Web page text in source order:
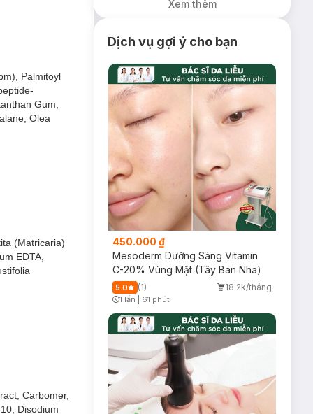
sâu như
Công thức
Palmitoyl
Gum,
Olea
(Matricaria)
EDTA,
Carbomer,
Disodium
Nạ Foodaholic
Xem thêm
Dịch vụ gợi ý cho bạn
450.000 ₫
Mesoderm Dưỡng Sáng Vitamin
C-20% Vùng Mặt (Tây Ban Nha)
5.0 (1) 18.2k/tháng
1 lần 61 phút